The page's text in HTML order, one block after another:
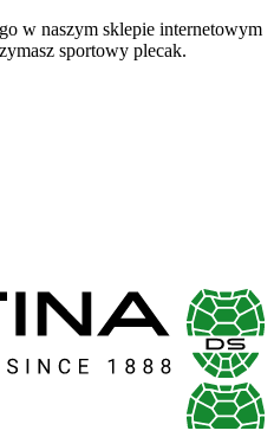
w naszym sklepie internetowym
sportowy plecak.